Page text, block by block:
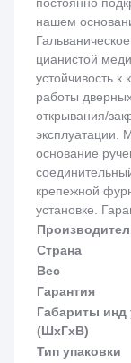
нашем
цианистой
устойчивость
работы
открывания/
эксплуатации.
основание
крепежной
установке.
Страна
Вес
Гарантия
Габариты инд
(ШхГхВ)
Тип упаковки